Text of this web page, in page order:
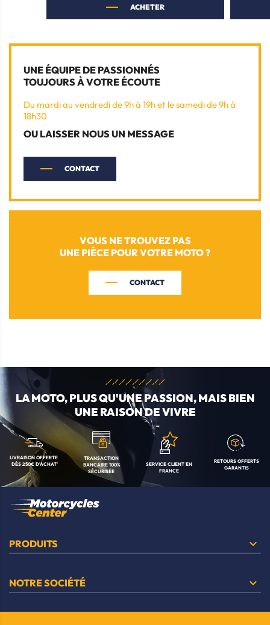
ACHETER
UNE ÉQUIPE DE PASSIONNÉS
TOUJOURS À VOTRE ÉCOUTE
Du mardi au vendredi de 9h à 19h et le samedi de 9h à
18h30
OU LAISSER NOUS UN MESSAGE
CONTACT
VOUS NE TROUVEZ PAS
UNE PIÈCE POUR VOTRE MOTO ?
CONTACT
LIVRAISON OFFERTE
DÈS 250€ D'ACHAT
TRANSACTION
BANCAIRE 100%
SÉCURISÉE
LA MOTO, PLUS QU'UNEPASSION, MAIS BIEN
UNE RAISON DE VIVRE
SERVICE CLIENT EN
FRANCE
RETOURS OFFERTS
GARANTIS
PRODUITS 
NOTRE SOCIÉTÉ 